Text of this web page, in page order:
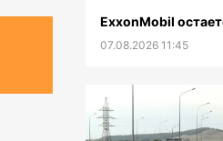
ExxonMobil
07.08.2026 11:45